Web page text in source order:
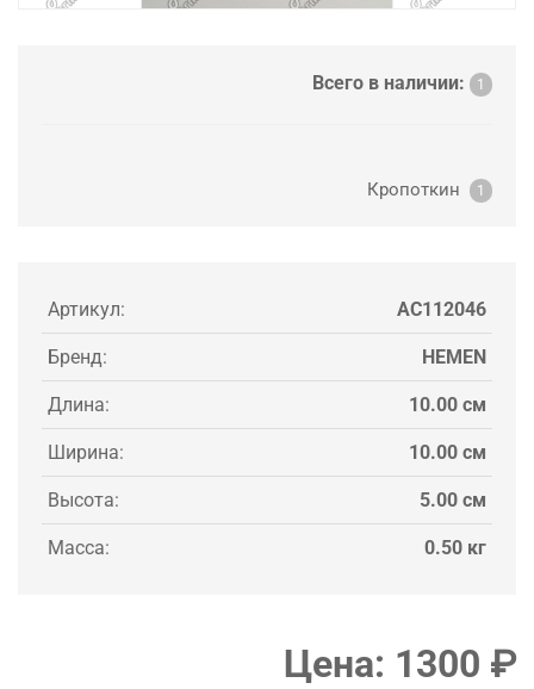
Всего в наличии: 1
Кропоткин 1
Артикул: AC112046
Бренд: HEMEN
Длина: 10.00 см
Ширина: 10.00 см
Высота: 5.00 см
Масса: 0.50 кг
Цена: 1300 ₽